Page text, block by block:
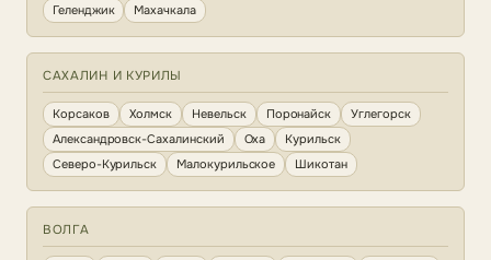
Геленджик
Махачкала
САХАЛИН И КУРИЛЫ
Корсаков Холмск Невельск Поронайск
Углегорск
Александровск-Сахалинский
Оха
Курильск
Северо-Курильск
Малокурильское Шикотан
ВОЛГА